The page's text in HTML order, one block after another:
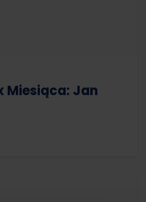
Miesiąca: Jan